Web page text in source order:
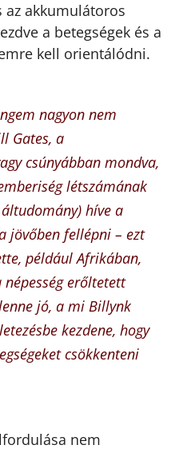
az akkumulátoros
a betegségek és a
kell orientálódni.
nagyon nem
Gates, a
csúnyábban mondva,
létszámának
híve a
jövőben fellépni – ezt
például Afrikában,
népesség erőltetett
jó, a mi Billynk
kezdene, hogy
csökkenteni
nem